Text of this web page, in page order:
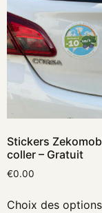
Stickers
coller – Gratuit
€0.00
Choix des options